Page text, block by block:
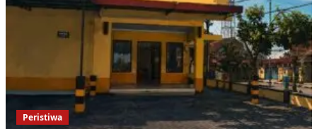
Peristiwa